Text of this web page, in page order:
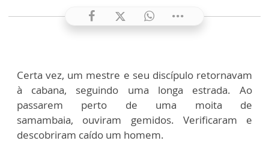
Certa vez, um mestre e seu discípulo retornavam
à cabana, seguindo uma longa estrada. Ao
passarem perto de uma moita de
samambaia, ouviram gemidos. Verificaram e
descobriram caído um homem.